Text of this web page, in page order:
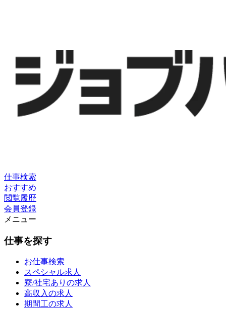
仕事検索
おすすめ
閲覧履歴
会員登録
メニュー
仕事を探す
お仕事検索
スペシャル求人
寮/社宅ありの求人
高収入の求人
期間工の求人